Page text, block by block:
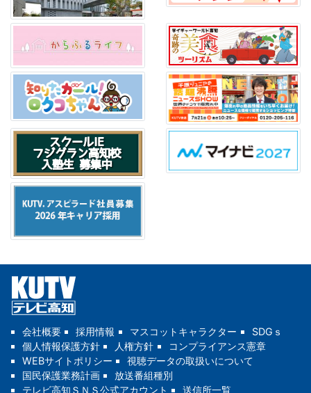
会社概要 採用情報 マスコットキャラクター
SDGｓ
個人情報保護方針
人権方針
コンプライアンス憲章
WEBサイトポリシー
視聴データの取扱いについて
国民保護業務計画
放送番組種別
テレビ高知ＳＮＳ公式アカウント
送信所一覧